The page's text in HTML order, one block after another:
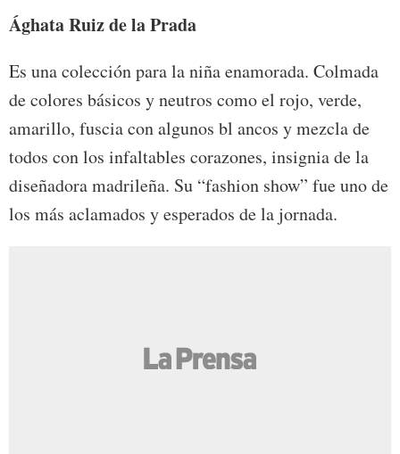
Ághata Ruiz de la Prada
Es una colección para la niña enamorada. Colmada
de colores básicos y neutros como el rojo, verde,
amarillo, fuscia con algunos bl ancos y mezcla de
todos con los infaltables corazones, insignia de la
diseñadora madrileña. Su “fashion show” fue uno de
los más aclamados y esperados de la jornada.